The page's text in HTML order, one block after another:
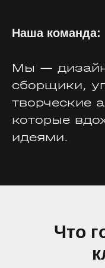
Наша команда:
Мы —
сборщики,
творческие
которые
идеями.
Что